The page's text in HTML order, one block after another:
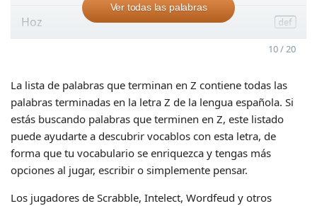
Hoz
Ver todas las palabras
10 / 20
La lista de palabras que terminan en Z contiene todas las
palabras terminadas en la letra Z de la lengua española. Si
estás buscando palabras que terminen en Z, este listado
puede ayudarte a descubrir vocablos con esta letra, de
forma que tu vocabulario se enriquezca y tengas más
opciones al jugar, escribir o simplemente pensar.
Los jugadores de Scrabble, Intelect, Wordfeud y otros